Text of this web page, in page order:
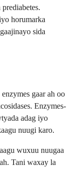
horumarka
sida
gaar ah oo
Enzymes-
adag iyo
nuugi karo.
wuxuu nuugaa
Tani waxay la